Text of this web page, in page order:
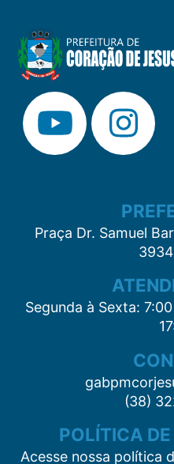
Praça Dr. Samuel
Segunda à Sexta:
(38)
POLÍTICA
Acesse nossa política